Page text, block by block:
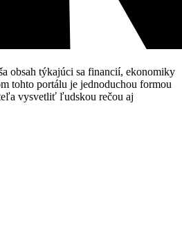
obsah týkajúci sa financií, ekonomiky
tohto portálu je jednoduchou formou
vysvetliť ľudskou rečou aj